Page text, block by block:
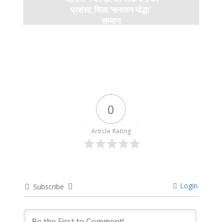
प्रशंसा, मिला ‘सनातन योद्धा’
सम्मान
0
Article Rating
Subscribe Login